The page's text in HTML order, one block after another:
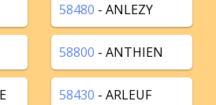
58480 - ANLEZY
58800 - ANTHIEN
58430 - ARLEUF